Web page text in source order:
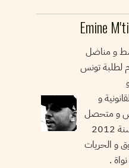
Emine
و مناضل
لطلبة تونس
بين 2005 و
و
و متحصل
على جائزة احسن صحفي لسنة 2012
و الحريات
.